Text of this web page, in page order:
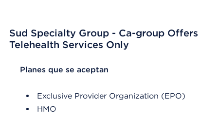
Sud Specialty Group - Ca-group Offers
Telehealth Services Only
List Header Planes que se aceptan
Planes que se aceptan
Exclusive Provider Organization (EPO)
HMO